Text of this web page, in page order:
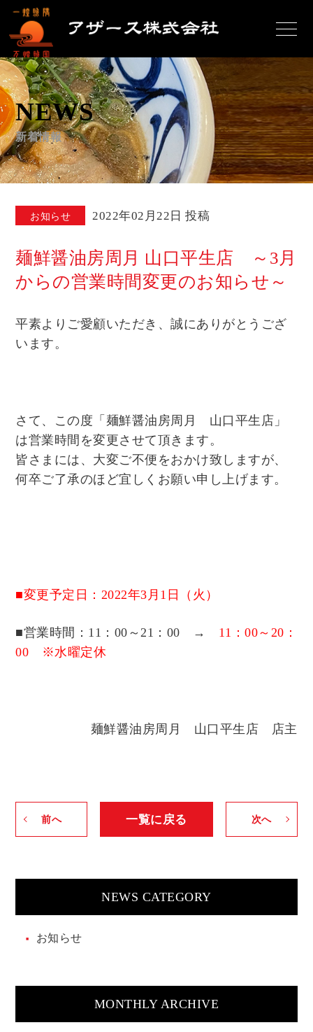
NEWS
新着情報
お知らせ 2022年02月22日 投稿
麺鮮醤油房周月 山口平生店 ～3月
からの営業時間変更のお知らせ～
平素よりご愛顧いただき、誠にありがとうござ
います。
さて、この度「麺鮮醤油房周月 山口平生店」
は営業時間を変更させて頂きます。
皆さまには、大変ご不便をおかけ致しますが、
何卒ご了承のほど宜しくお願い申し上げます。
■変更予定日：2022年3月1日（火）
■営業時間：11：00～21：00 →
11：00～20：
00 ※水曜定休
麺鮮醤油房周月 山口平生店 店主
前へ 一覧に戻る 次へ
NEWS CATEGORY
お知らせ
MONTHLY ARCHIVE